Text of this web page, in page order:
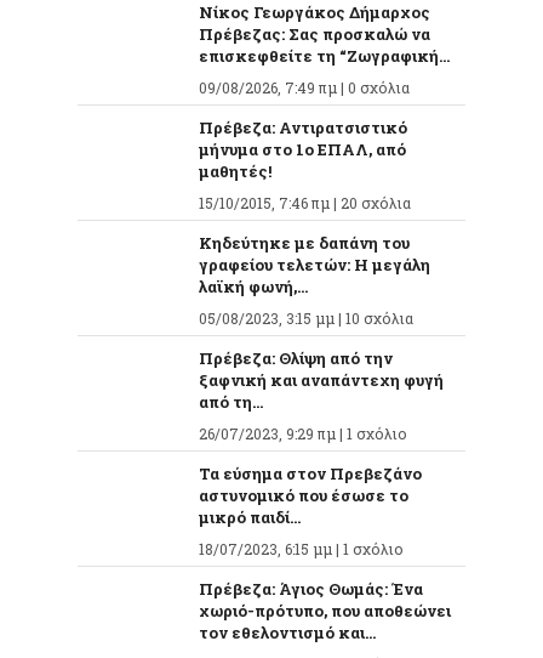
Νίκος Γεωργάκος Δήμαρχος
Πρέβεζας: Σας προσκαλώ να
επισκεφθείτε τη “Ζωγραφική...
09/08/2026, 7:49 πμ | 0 σχόλια
Πρέβεζα: Αντιρατσιστικό
μήνυμα στο 1ο ΕΠΑΛ, από
μαθητές!
15/10/2015, 7:46 πμ | 20 σχόλια
Κηδεύτηκε με δαπάνη του
γραφείου τελετών: Η μεγάλη
λαϊκή φωνή,...
05/08/2023, 3:15 μμ | 10 σχόλια
Πρέβεζα: Θλίψη από την
ξαφνική και αναπάντεχη φυγή
από τη...
26/07/2023, 9:29 πμ | 1 σχόλιο
Τα εύσημα στον Πρεβεζάνο
αστυνομικό που έσωσε το
μικρό παιδί...
18/07/2023, 6:15 μμ | 1 σχόλιο
Πρέβεζα: Άγιος Θωμάς: Ένα
χωριό-πρότυπο, που αποθεώνει
τον εθελοντισμό και...